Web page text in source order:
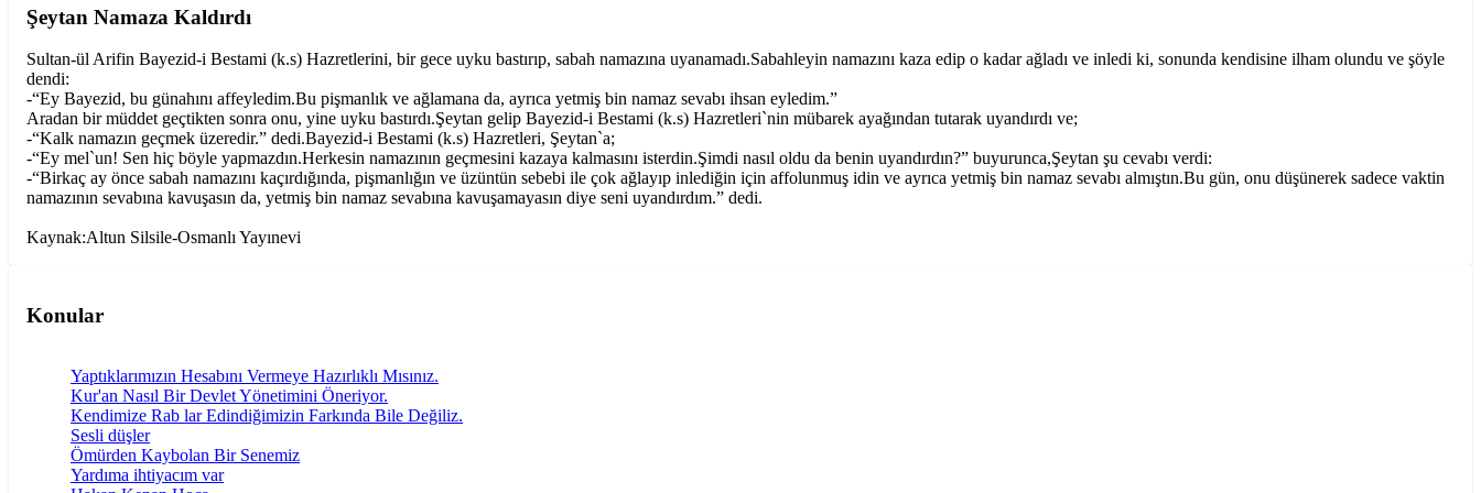
Şeytan Namaza Kaldırdı
Sultan-ül Arifin Bayezid-i Bestami (k.s) Hazretlerini, bir gece uyku bastırıp, sabah namazına uyanamadı.Sabahleyin namazını kaza edip o kadar ağladı ve inledi ki, sonunda kendisine ilham olundu ve şöyle
dendi:
-“Ey Bayezid, bu günahını affeyledim.Bu pişmanlık ve ağlamana da, ayrıca yetmiş bin namaz sevabı ihsan eyledim.”
Aradan bir müddet geçtikten sonra onu, yine uyku bastırdı.Şeytan gelip Bayezid-i Bestami (k.s) Hazretleri`nin mübarek ayağından tutarak uyandırdı ve;
-“Kalk namazın geçmek üzeredir.” dedi.Bayezid-i Bestami (k.s) Hazretleri, Şeytan`a;
-“Ey mel`un! Sen hiç böyle yapmazdın.Herkesin namazının geçmesini kazaya kalmasını isterdin.Şimdi nasıl oldu da benin uyandırdın?” buyurunca,Şeytan şu cevabı verdi:
-“Birkaç ay önce sabah namazını kaçırdığında, pişmanlığın ve üzüntün sebebi ile çok ağlayıp inlediğin için affolunmuş idin ve ayrıca yetmiş bin namaz sevabı almıştın.Bu gün, onu düşünerek sadece vaktin
namazının sevabına kavuşasın da, yetmiş bin namaz sevabına kavuşamayasın diye seni uyandırdım.” dedi.
Kaynak:Altun Silsile-Osmanlı Yayınevi
Konular
Yaptıklarımızın Hesabını Vermeye Hazırlıklı Mısınız.
Kur'an Nasıl Bir Devlet Yönetimini Öneriyor.
Kendimize Rab lar Edindiğimizin Farkında Bile Değiliz.
Sesli düşler
Ömürden Kaybolan Bir Senemiz
Yardıma ihtiyacım var